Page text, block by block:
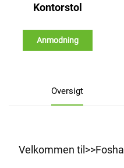
Kontorstol
Anmodning
Oversigt
Velkommen